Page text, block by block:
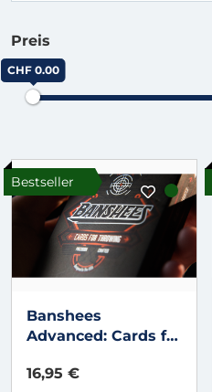
Preis
CHF 0.00
Bestseller
Banshees
Advanced: Cards for
16,95 €